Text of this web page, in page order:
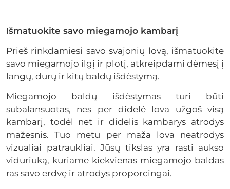
Išmatuokite savo miegamojo kambarį
Prieš rinkdamiesi savo svajonių lovą, išmatuokite
savo miegamojo ilgį ir plotį, atkreipdami dėmesį į
langų, durų ir kitų baldų išdėstymą.
Miegamojo baldų išdėstymas turi būti
subalansuotas, nes per didelė lova užgoš visą
kambarį, todėl net ir didelis kambarys atrodys
mažesnis. Tuo metu per maža lova neatrodys
vizualiai patraukliai. Jūsų tikslas yra rasti aukso
viduriuką, kuriame kiekvienas miegamojo baldas
ras savo erdvę ir atrodys proporcingai.